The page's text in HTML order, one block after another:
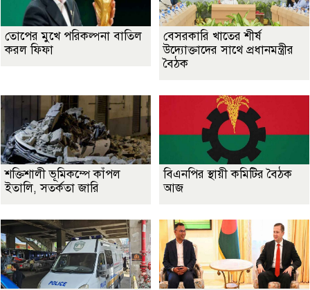
তোপের মুখে পরিকল্পনা বাতিল
করল ফিফা
বেসরকারি খাতের শীর্ষ
উদ্যোক্তাদের সাথে প্রধানমন্ত্রীর
বৈঠক
শক্তিশালী ভূমিকম্পে কাঁপল
ইতালি, সতর্কতা জারি
বিএনপির স্থায়ী কমিটির বৈঠক
আজ